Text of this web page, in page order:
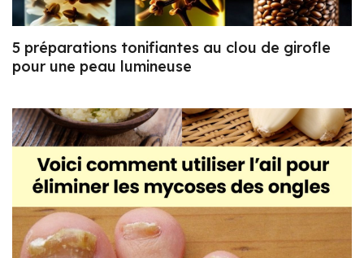
5 préparations tonifiantes au clou de girofle
pour une peau lumineuse